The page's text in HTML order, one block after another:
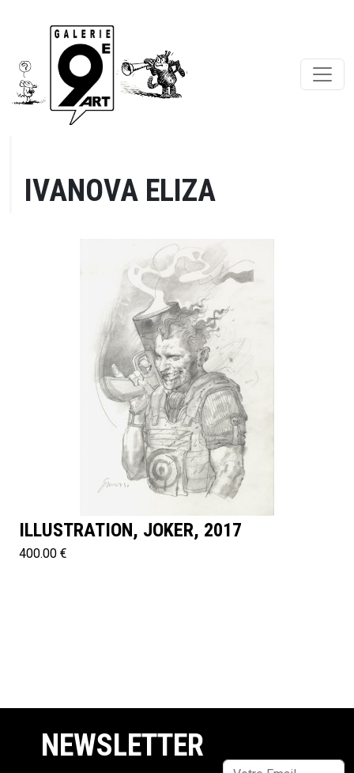
IVANOVA ELIZA
ILLUSTRATION, JOKER, 2017
400.00 €
NEWSLETTER